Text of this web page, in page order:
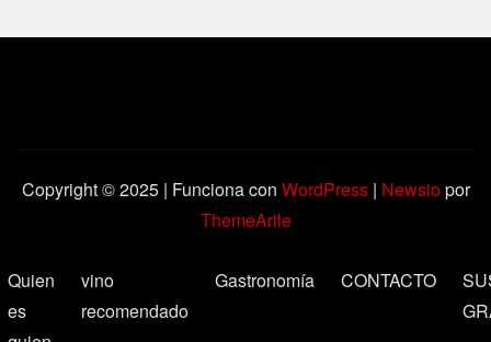
Copyright © 2025 | Funciona con WordPress | Newsiopor
ThemeArile
Quien
es
vino
recomendado
Gastronomía CONTACTO